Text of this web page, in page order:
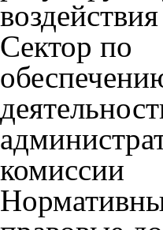
воздействия
Сектор по
комиссии